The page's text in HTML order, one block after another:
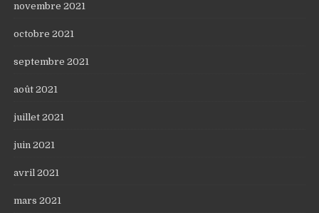
novembre 2021
octobre 2021
septembre 2021
août 2021
juillet 2021
juin 2021
avril 2021
mars 2021